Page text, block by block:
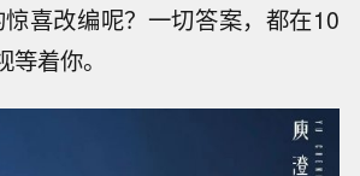
喜改编呢？一切答案，都在10
着你。